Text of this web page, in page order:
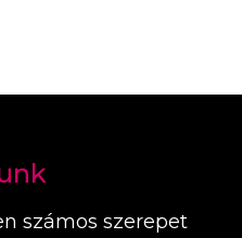
számos szerepet